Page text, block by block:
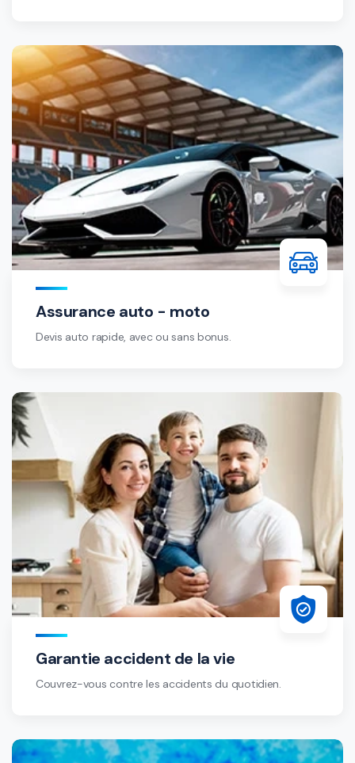
Assurance auto - moto
Devis auto rapide, avec ou sans bonus.
Garantie accident de la vie
Couvrez-vous contre les accidents du quotidien.